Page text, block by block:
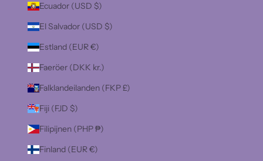
Ecuador (USD $)
El Salvador (USD $)
Estland (EUR €)
Faeröer (DKK kr.)
Falklandeilanden (FKP £)
Fiji (FJD $)
Filipijnen (PHP ₱)
Finland (EUR €)